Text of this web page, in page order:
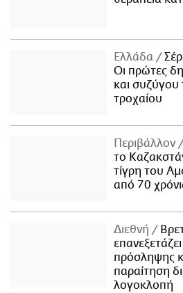
Ελλάδα
Οι πρώτες
και
τροχαίου
Περιβάλλον
το
τίγρη του
από 70
Διεθνή
επανεξετάζει
πρόσληψης
παραίτηση
λογοκλοπή